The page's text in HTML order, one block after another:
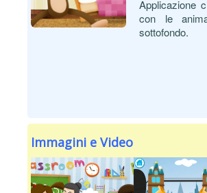
Applicazione
con le
sottofondo.
Immagini e Video